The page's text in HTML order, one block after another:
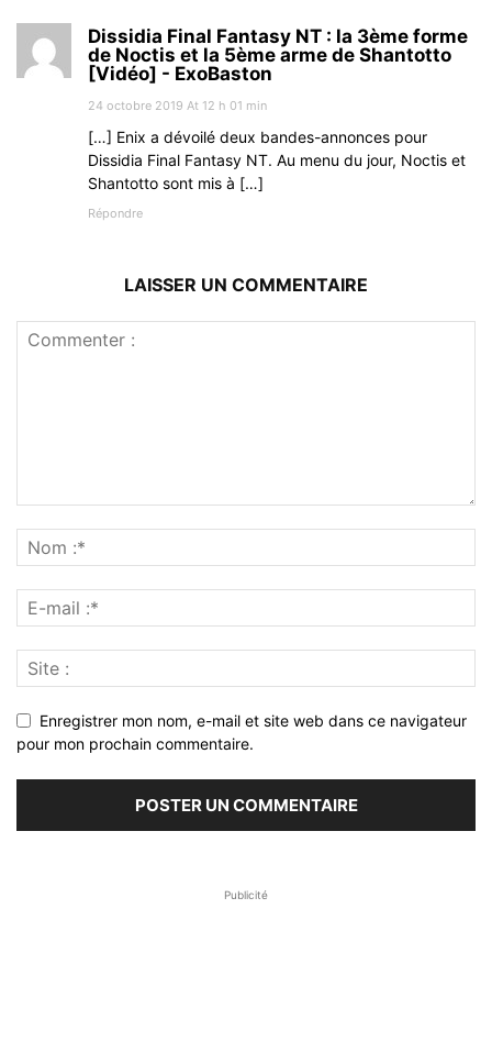
Dissidia Final Fantasy NT : la 3ème forme
de Noctis et la 5ème arme de Shantotto
[Vidéo] - ExoBaston
24 octobre 2019 At 12 h 01 min
[…] Enix a dévoilé deux bandes-annonces pour
Dissidia Final Fantasy NT. Au menu du jour, Noctis et
Shantotto sont mis à […]
Répondre
LAISSER UN COMMENTAIRE
Enregistrer mon nom, e-mail et site web dans ce navigateur
pour mon prochain commentaire.
Publicité